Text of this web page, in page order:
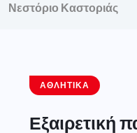
Νεστόριο Καστοριάς
ΑΘΛΗΤΙΚΆ
Εξαιρετική